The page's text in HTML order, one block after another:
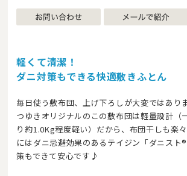
軽くて清潔！
ダニ対策もできる快適敷きふとん
毎日使う敷布団、上げ下ろしが大変ではあり
つゆきオリジナルのこの敷布団は軽量設計（
り約1.0Kg程度軽い）だから、布団干しも楽
にはダニ忌避効果のあるテイジン「ダニスト
策もできて安心です♪